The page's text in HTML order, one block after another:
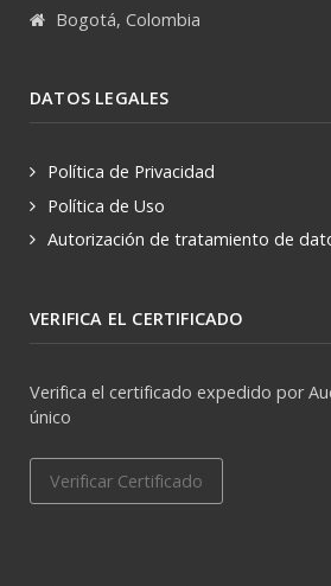
Bogotá, Colombia
DATOS LEGALES
Política de Privacidad
Política de Uso
Autorización de tratamiento de
VERIFICA EL CERTIFICADO
Verifica el certificado expedido por
único
Verificar Certificado